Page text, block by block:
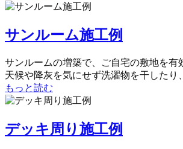
サンルーム施工例
サンルームの増築で、ご自宅の敷地を有
天候や降灰を気にせず洗濯物を干したり
もっと読む
デッキ周り施工例